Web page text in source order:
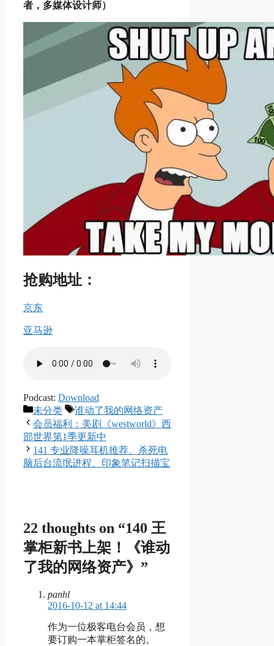
者，多媒体设计师）
抢购地址：
京东
亚马逊
Podcast: Download
Categories
未分类 Tags
谁动了我的网络资产
会员福利：美剧《westworld》西
部世界第1季更新中
141 专业降噪耳机推荐、杀死电
脑后台流氓进程、印象笔记扫描宝
22 thoughts on “140 王
掌柜新书上架！《谁动
了我的网络资产》”
panhl
2016-10-12 at 14:44
作为一位极客电台会员，想
要订购一本掌柜签名的。